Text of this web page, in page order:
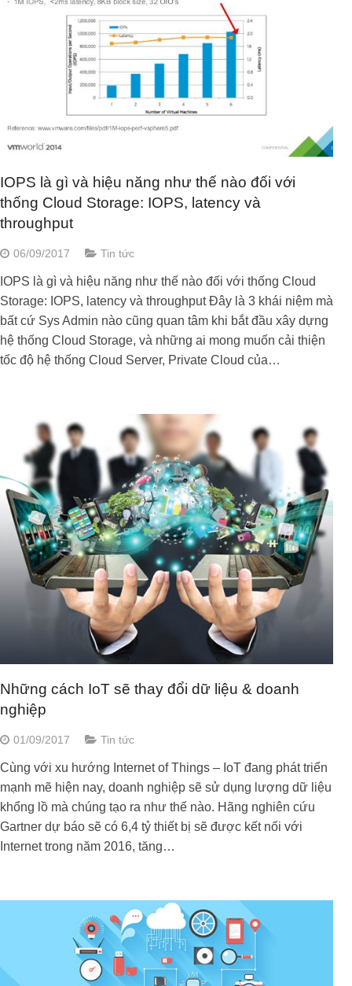
IOPS là gì và hiệu năng như thế nào đối với
thống Cloud Storage: IOPS, latency và
throughput
06/09/2017 Tin tức
IOPS là gì và hiệu năng như thế nào đối với thống Cloud
Storage: IOPS, latency và throughput Đây là 3 khái niệm mà
bất cứ Sys Admin nào cũng quan tâm khi bắt đầu xây dựng
hệ thống Cloud Storage, và những ai mong muốn cải thiện
tốc độ hệ thống Cloud Server, Private Cloud của…
Những cách IoT sẽ thay đổi dữ liệu & doanh
nghiệp
01/09/2017 Tin tức
Cùng với xu hướng Internet of Things – IoT đang phát triển
mạnh mẽ hiện nay, doanh nghiệp sẽ sử dụng lượng dữ liệu
khổng lồ mà chúng tạo ra như thế nào. Hãng nghiên cứu
Gartner dự báo sẽ có 6,4 tỷ thiết bị sẽ được kết nối với
Internet trong năm 2016, tăng…